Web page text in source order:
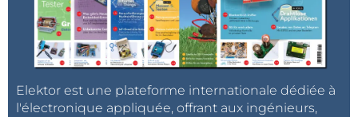
Elektor est une plateforme internationale dédiée à
l'électronique appliquée, offrant aux ingénieurs,